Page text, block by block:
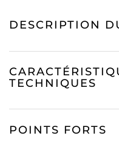
DESCRIPTION
TECHNIQUES
POINTS FORTS